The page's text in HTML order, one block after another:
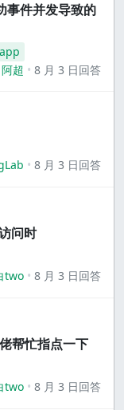
事件并发导致的
阿超
8 月 3 日回答
8 月 3 日回答
问时
two 8 月 3 日回答
帮忙指点一下
two 8 月 3 日回答